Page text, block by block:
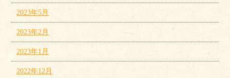
2023年5月
2023年2月
2023年1月
2022年12月